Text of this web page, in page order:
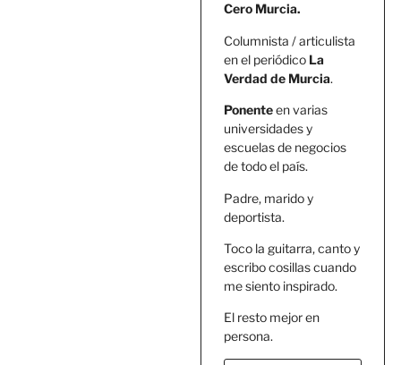
Cero Murcia.
Columnista / articulista
en el periódico La
Verdad de Murcia.
Ponenteen varias
universidades y
escuelas de negocios
de todo el país.
Padre, marido y
deportista.
Toco la guitarra, canto y
escribo cosillas cuando
me siento inspirado.
El resto mejor en
persona.